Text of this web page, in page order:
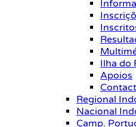
Ilha do
Apoios
Regional
Nacional
Camp.